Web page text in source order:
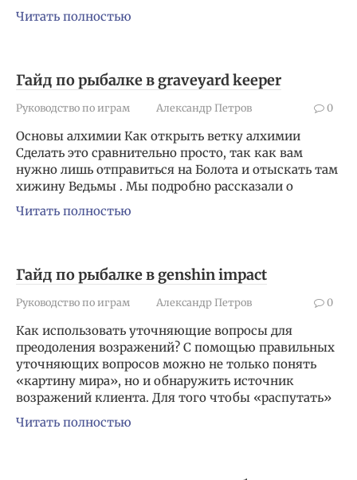
Читать полностью
Гайд по рыбалке в graveyard keeper
Руководство по играм Александр Петров 0
Основы алхимии Как открыть ветку алхимии
Сделать это сравнительно просто, так как вам
нужно лишь отправиться на Болота и отыскать там
хижину Ведьмы . Мы подробно рассказали о
Читать полностью
Гайд по рыбалке в genshin impact
Руководство по играм Александр Петров 0
Как использовать уточняющие вопросы для
преодоления возражений? С помощью правильных
уточняющих вопросов можно не только понять
«картину мира», но и обнаружить источник
возражений клиента. Для того чтобы «распутать»
Читать полностью